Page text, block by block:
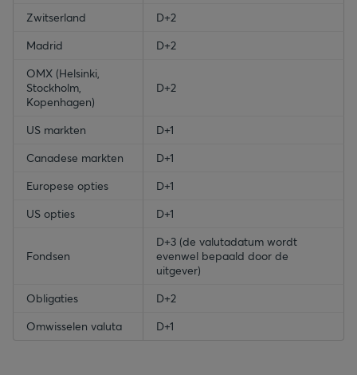
Zwitserland
D+2
Madrid
D+2
OMX (Helsinki,
Stockholm,
Kopenhagen)
D+2
US markten
D+1
Canadese markten
D+1
Europese opties
D+1
US opties
D+1
Fondsen
D+3 (de valutadatum wordt
evenwel bepaald door de
uitgever)
Obligaties
D+2
Omwisselen valuta
D+1